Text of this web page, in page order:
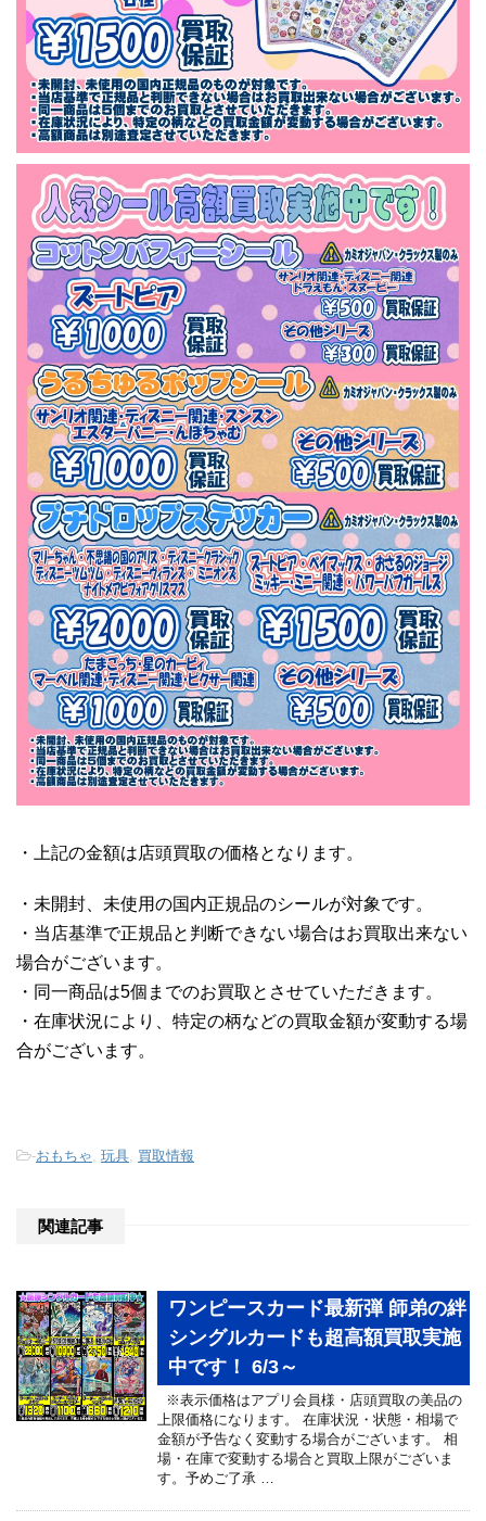
・上記の金額は店頭買取の価格となります。
・未開封、未使用の国内正規品のシールが対象です。
・当店基準で正規品と判断できない場合はお買取出来ない
場合がございます。
・同一商品は5個までのお買取とさせていただきます。
・在庫状況により、特定の柄などの買取金額が変動する場
合がございます。
-おもちゃ 玩具 買取情報
関連記事
ワンピースカード最新弾 師弟の絆
シングルカードも超高額買取実施
中です！ 6/3～
※表示価格はアプリ会員様・店頭買取の美品の
上限価格になります。 在庫状況・状態・相場で
金額が予告なく変動する場合がございます。 相
場・在庫で変動する場合と買取上限がございま
す。予めご了承 …